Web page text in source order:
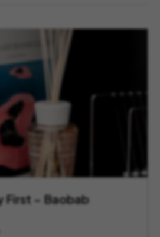
First – Baobab